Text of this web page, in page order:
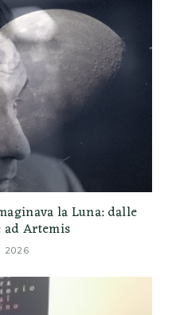
la Luna: dalle
ad Artemis
2026